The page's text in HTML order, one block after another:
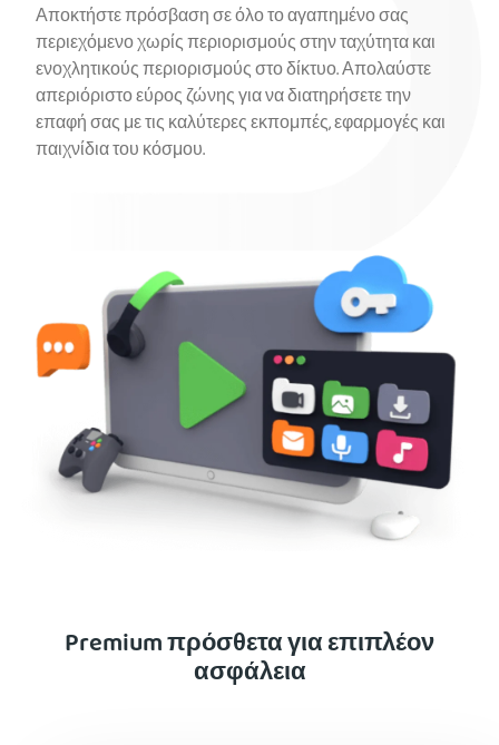
Αποκτήστε πρόσβαση σε όλο το αγαπημένο σας
περιεχόμενο χωρίς περιορισμούς στην ταχύτητα και
ενοχλητικούς περιορισμούς στο δίκτυο. Απολαύστε
απεριόριστο εύρος ζώνης για να διατηρήσετε την
επαφή σας με τις καλύτερες εκπομπές, εφαρμογές και
παιχνίδια του κόσμου.
Premium πρόσθετα για επιπλέον
ασφάλεια